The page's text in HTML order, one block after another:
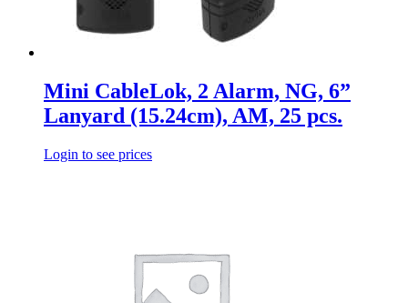
Mini CableLok, 2 Alarm, NG, 6”
Lanyard (15.24cm), AM, 25 pcs.
Login to see prices